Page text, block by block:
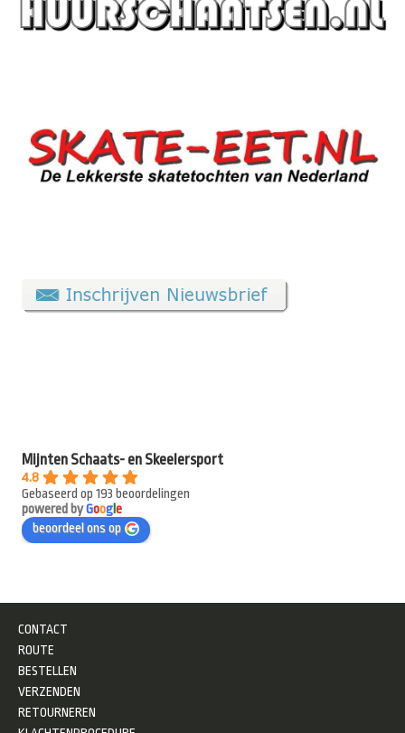
Mijnten Schaats- en Skeelersport
4.8
Gebaseerd op 193 beoordelingen
powered byGooge
beoordeel ons op
CONTACT
ROUTE
BESTELLEN
VERZENDEN
RETOURNEREN